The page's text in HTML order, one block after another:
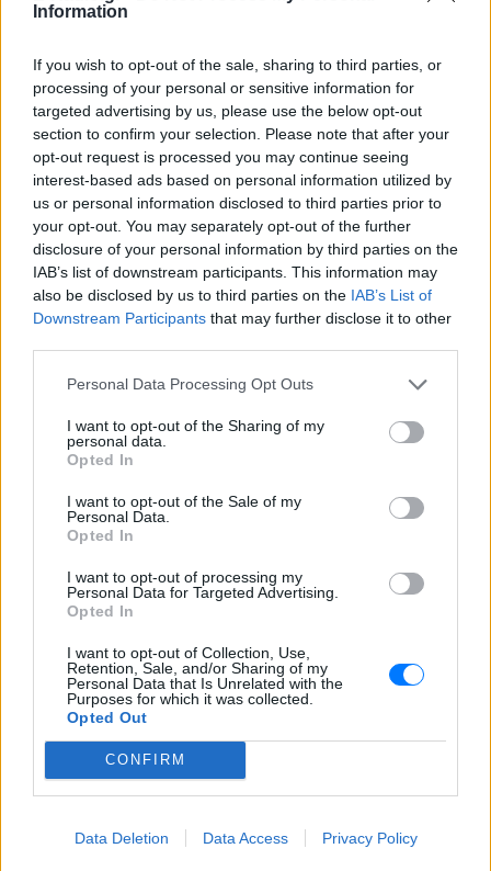
Information
If you wish to opt-out of the sale, sharing to third parties, or
processing of your personal or sensitive information for
targeted advertising by us, please use the below opt-out
section to confirm your selection. Please note that after your
opt-out request is processed you may continue seeing
interest-based ads based on personal information utilized by
us or personal information disclosed to third parties prior to
your opt-out. You may separately opt-out of the further
disclosure of your personal information by third parties on the
IAB’s list of downstream participants. This information may
also be disclosed by us to third parties on the IAB’s List of
Downstream Participants that may further disclose it to other
Personal Data Processing Opt Outs
I want to opt-out of the Sharing of my
personal data.
Opted In
I want to opt-out of the Sale of my
Personal Data.
Opted In
I want to opt-out of processing my
Personal Data for Targeted Advertising.
Opted In
I want to opt-out of Collection, Use,
Retention, Sale, and/or Sharing of my
Personal Data that Is Unrelated with the
Purposes for which it was collected.
Opted Out
CONFIRM
Data Deletion Data Access Privacy Policy
Ακολουθήστε το E-Radio.gr στοGoogle News
και μάθετε πρώτοι τα πιο hot νέα .
Εσύ μπήκες στο E-Daily.gr; Τα νέα της ημέρας
και ότι σου κάνει κλικ!
Ακολουθήστε το E-Radio.gr και στο Instagram